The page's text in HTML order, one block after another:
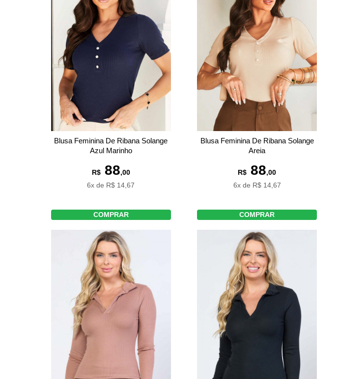
Blusa Feminina De Ribana Solange
Azul Marinho
R$88,00
6x de R$ 14,67
COMPRAR
Blusa Feminina De Ribana Solange
Areia
R$ 88,00
6x de R$ 14,67
COMPRAR